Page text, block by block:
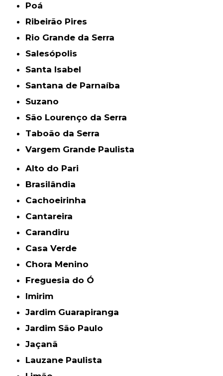
Poá
Ribeirão Pires
Rio Grande da Serra
Salesópolis
Santa Isabel
Santana de Parnaíba
Suzano
São Lourenço da Serra
Taboão da Serra
Vargem Grande Paulista
Alto do Pari
Brasilândia
Cachoeirinha
Cantareira
Carandiru
Casa Verde
Chora Menino
Freguesia do Ó
Imirim
Jardim Guarapiranga
Jardim São Paulo
Jaçanã
Lauzane Paulista